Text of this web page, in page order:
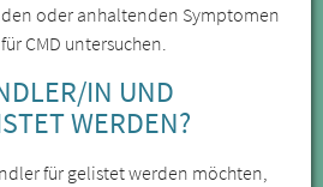
oder anhaltenden Symptomen
CMD untersuchen.
IN UND
WERDEN?
für gelistet werden möchten,